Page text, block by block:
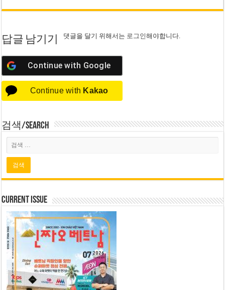
답글 남기기 댓글을 달기 위해서는 로그인해야합니다.
Continue with Google
Continue with Kakao
검색/Search
Current Issue